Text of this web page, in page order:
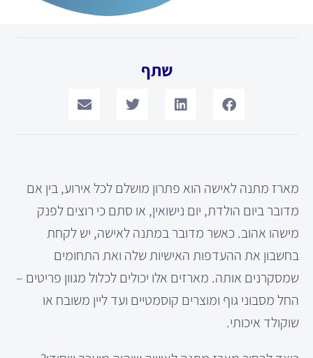
שתף
מארז מתנה לאישה הוא פתרון מושלם לכל אירוע, בין אם
מדובר ביום הולדת, יום נישואין, או סתם כי רוצים לפנק
מישהו אהוב. כאשר מדובר במתנה לאישה, יש לקחת
בחשבון את ההעדפות האישיות שלה ואת התחומים
שמסקרנים אותה. מארזים אלו יכולים לכלול מגוון פריטים –
החל מסבוני גוף ומוצרים קוסמטיים ועד ליין משובח או
שוקולד איכותי.